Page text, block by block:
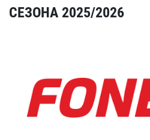
СЕЗОНА 2025/2026